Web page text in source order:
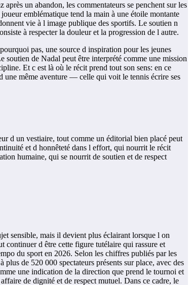
un abandon, les commentateurs se penchent sur les
emblématique tend la main à une étoile montante
vie à l image publique des sportifs. Le soutien n
à respecter la douleur et la progression de l autre.
pas, une source d inspiration pour les jeunes
soutien de Nadal peut être interprété comme une mission
Et c est là où le récit prend tout son sens: en ce
une même aventure — celle qui voit le tennis écrire ses
d un vestiaire, tout comme un éditorial bien placé peut
et d honnêteté dans l effort, qui nourrit le récit
humaine, qui se nourrit de soutien et de respect
sensible, mais il devient plus éclairant lorsque l on
continuer d être cette figure tutélaire qui rassure et
du sport en 2026. Selon les chiffres publiés par les
de 520 000 spectateurs présents sur place, avec des
une indication de la direction que prend le tournoi et
de dignité et de respect mutuel. Dans ce cadre, le